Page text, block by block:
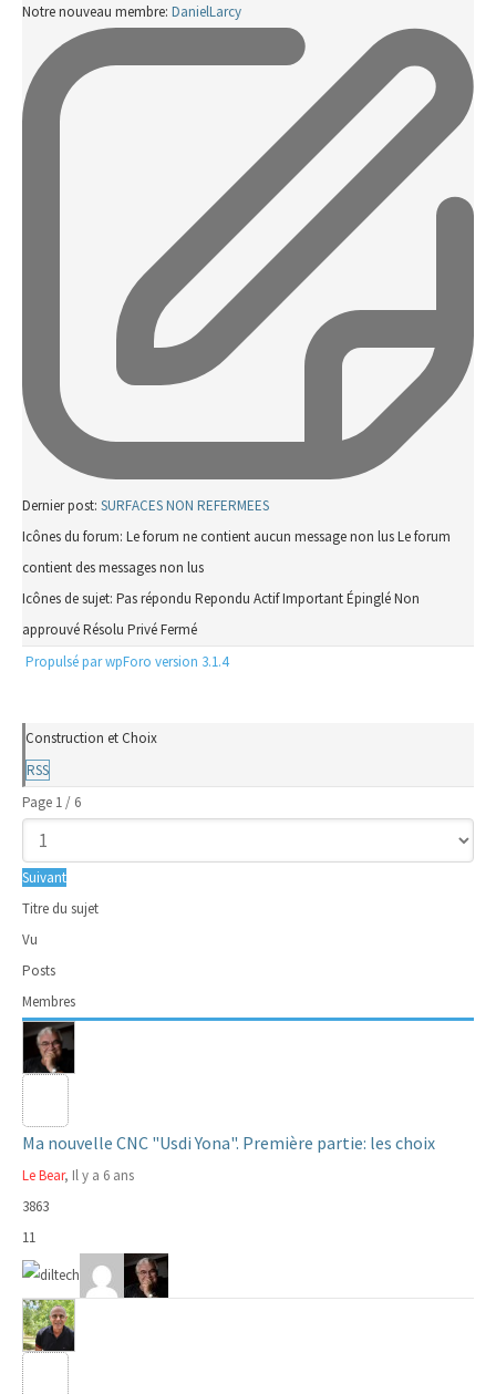
Notre nouveau membre: DanielLarcy
Dernier post: SURFACES NON REFERMEES
Icônes du forum: Le forum ne contient aucun message non lusLe forum
contient des messages non lus
Icônes de sujet: Pas répondu Repondu ActifImportantÉpingléNon
approuvéRésolu PrivéFermé
Propulsé par wpForo version 3.1.4
Construction et Choix
RSS
Page 1 / 6
Suivant
Titre du sujet
Vu
Posts
Membres
Ma nouvelle CNC "Usdi Yona". Première partie: les choix
Le Bear, Il y a 6 ans
3863
11